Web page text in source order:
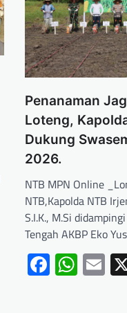
Penanaman
Loteng,
Dukung
2026.
NTB MPN Online
NTB,Kapolda NTB
S.I.K., M.Si
Tengah AKBP Eko